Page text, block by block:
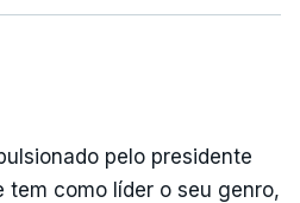
pelo presidente
tem como líder o seu genro,